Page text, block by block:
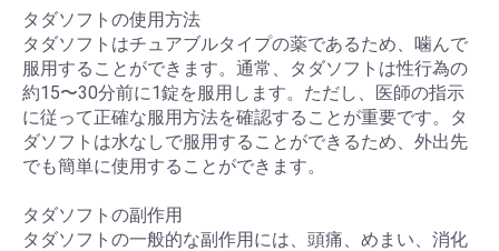
タダソフトの使用方法
タダソフトはチュアブルタイプの薬であるため、噛んで
服用することができます。通常、タダソフトは性行為の
約15〜30分前に1錠を服用します。ただし、医師の指示
に従って正確な服用方法を確認することが重要です。タ
ダソフトは水なしで服用することができるため、外出先
でも簡単に使用することができます。
タダソフトの副作用
タダソフトの一般的な副作用には、頭痛、めまい、消化